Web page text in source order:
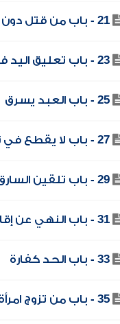
21 - باب من قتل دون ماله فهو شهيد
23 - باب تعليق اليد في العنق
25 - باب العبد يسرق
27 - باب لا يقطع في ثمر ولا كثر
29 - باب تلقين السارق
31 - باب النهي عن إقامة الحدود في المساجد
33 - باب الحد كفارة
35 - باب من تزوج امرأة أبيه من بعده